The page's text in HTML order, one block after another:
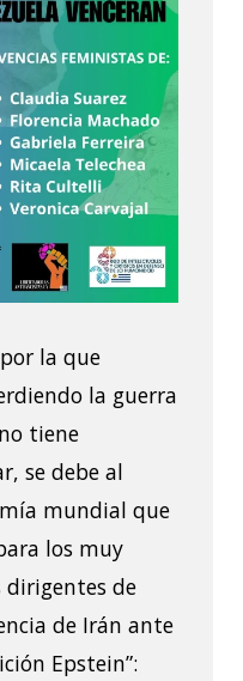
la que
la guerra
tiene
se debe al
mundial que
los muy
de
de Irán ante
Epstein”: